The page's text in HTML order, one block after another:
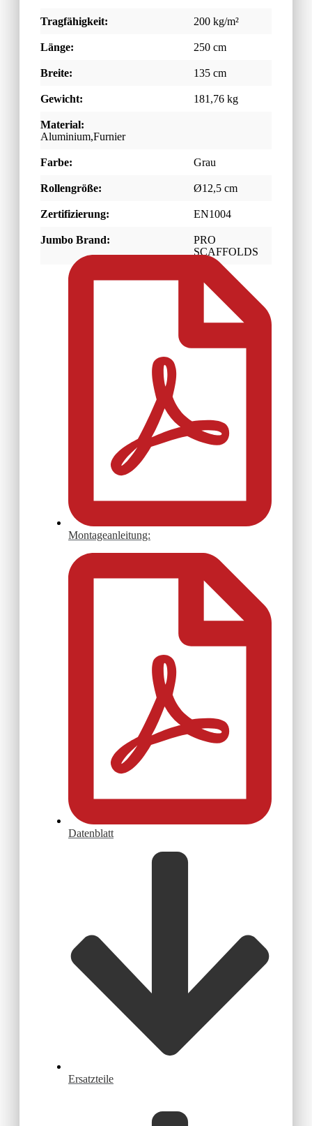
Tragfähigkeit: 200 kg/m²
Länge: 250 cm
Breite: 135 cm
Gewicht: 181,76 kg
Material:
Aluminium,Furnier
Farbe: Grau
Rollengröße: Ø12,5 cm
Zertifizierung: EN1004
Jumbo Brand:
PRO
SCAFFOLDS
Montageanleitung:
Datenblatt
Ersatzteile